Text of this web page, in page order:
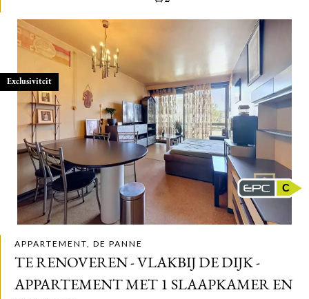
APPARTEMENT, DE PANNE
TE RENOVEREN - VLAKBIJ DE DIJK -
APPARTEMENT MET 1 SLAAPKAMER EN
Exclusiviteit
C